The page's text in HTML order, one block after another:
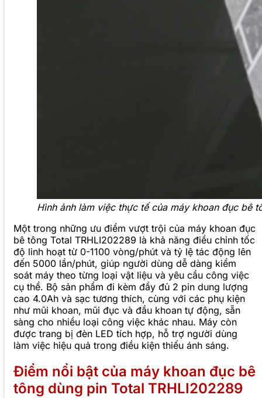
Hình ảnh làm việc thực tế của máy khoan đục bê
Một trong những ưu điểm vượt trội của máy khoan đục
bê tông Total TRHLI202289 là khả năng điều chỉnh tốc
độ linh hoạt từ 0-1100 vòng/phút và tỷ lệ tác động lên
đến 5000 lần/phút, giúp người dùng dễ dàng kiểm
soát máy theo từng loại vật liệu và yêu cầu công việc
cụ thể. Bộ sản phẩm đi kèm đầy đủ 2 pin dung lượng
cao 4.0Ah và sạc tương thích, cùng với các phụ kiện
như mũi khoan, mũi đục và đầu khoan tự động, sẵn
sàng cho nhiều loại công việc khác nhau. Máy còn
được trang bị đèn LED tích hợp, hỗ trợ người dùng
làm việc hiệu quả trong điều kiện thiếu ánh sáng.
Điểm nổi bật của máy khoan đục bê
tông dùng pin Total TRHLI202289